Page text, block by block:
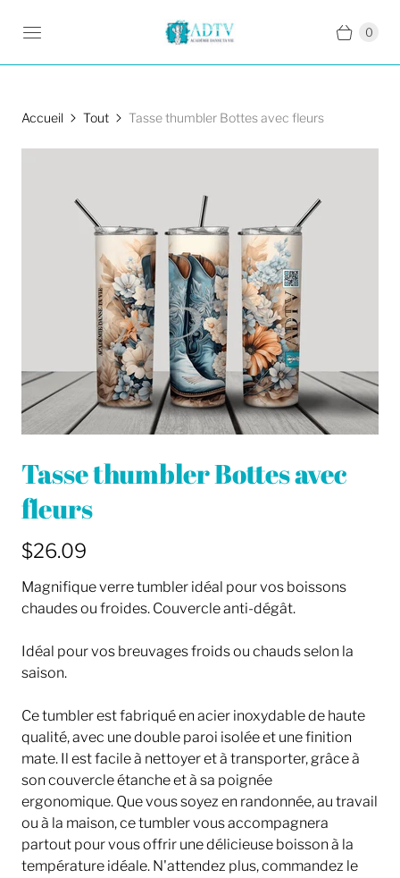
0
Accueil Tout Tasse thumbler Bottes avec fleurs
Tasse thumbler Bottes avec
fleurs
$26.09
Magnifique verre tumbler idéal pour vos boissons
chaudes ou froides. Couvercle anti-dégât.
Idéal pour vos breuvages froids ou chauds selon la
saison.
Ce tumbler est fabriqué en acier inoxydable de haute
qualité, avec une double paroi isolée et une finition
mate. Il est facile à nettoyer et à transporter, grâce à
son couvercle étanche et à sa poignée
ergonomique. Que vous soyez en randonnée, au travail
ou à la maison, ce tumbler vous accompagnera
partout pour vous offrir une délicieuse boisson à la
température idéale. N'attendez plus, commandez le